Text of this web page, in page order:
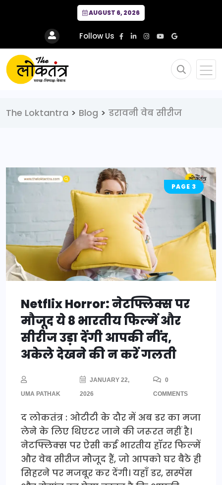
AUGUST 6, 2026
Follow Us
The Loktantra > Blog > डरावनी वेब सीरीज
PAGE 3
Netflix Horror: नेटफ्लिक्स पर
मौजूद ये 8 भारतीय फिल्में और
सीरीज उड़ा देंगी आपकी नींद,
अकेले देखने की न करें गलती
UMA PATHAK
JANUARY 22,
2026
0
COMMENTS
द लोकतंत्र : ओटीटी के दौर में अब डर का मजा
लेने के लिए थिएटर जाने की जरूरत नहीं है।
नेटफ्लिक्स पर ऐसी कई भारतीय हॉरर फिल्में
और वेब सीरीज मौजूद हैं, जो आपको घर बैठे ही
सिहरने पर मजबूर कर देंगी। यहाँ डर, सस्पेंस